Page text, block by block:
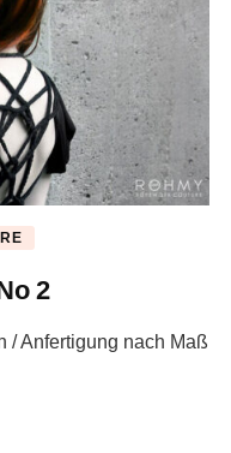
2
/ Anfertigung nach Maß